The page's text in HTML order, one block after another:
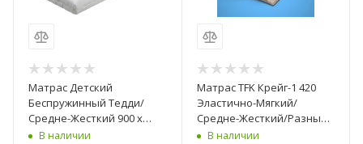
Матрас Детский
Беспружинный Тедди/
Средне-Жесткий 900 х
1900 мм
В наличии
Матрас TFK Крейг-1 420
Эластично-Мягкий/
Средне-Жесткий/Разные
Размеры
В наличии